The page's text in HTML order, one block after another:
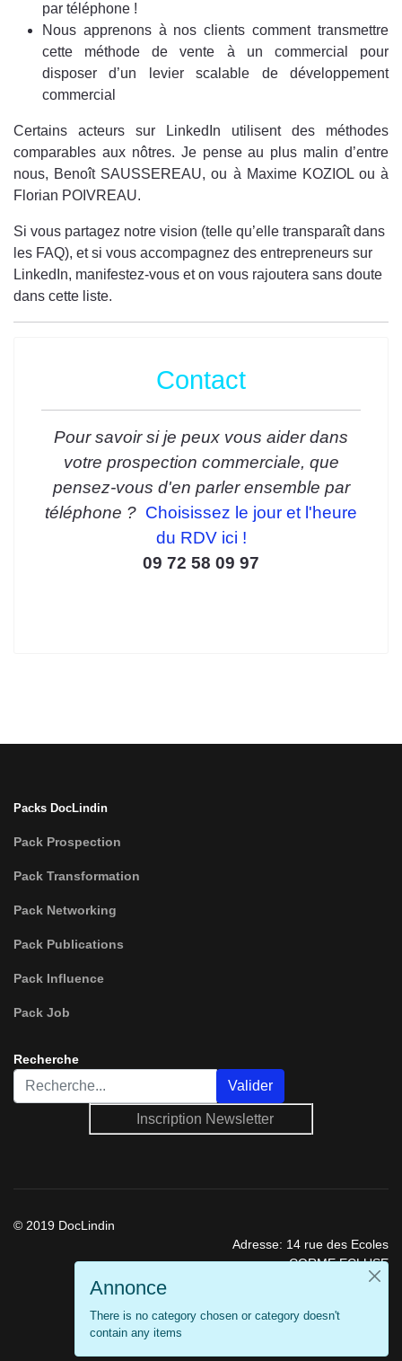
Annonce
There is no category chosen or category doesn't
contain any items
par téléphone !
Nous apprenons à nos clients comment transmettre
cette méthode de vente à un commercial pour
disposer d’un levier scalable de développement
commercial
Certains acteurs sur LinkedIn utilisent des méthodes
comparables aux nôtres. Je pense au plus malin d’entre
nous, Benoît SAUSSEREAU, ou à Maxime KOZIOL ou à
Florian POIVREAU.
Si vous partagez notre vision (telle qu’elle transparaît dans
les FAQ), et si vous accompagnez des entrepreneurs sur
LinkedIn, manifestez-vous et on vous rajoutera sans doute
dans cette liste.
Contact
Pour savoir si je peux vous aider dans
votre prospection commerciale, que
pensez-vous d'en parler ensemble par
téléphone ? Choisissez le jour et l'heure
du RDV ici !
09 72 58 09 97
Packs DocLindin
Pack Prospection
Pack Transformation
Pack Networking
Pack Publications
Pack Influence
Pack Job
Recherche
Rechercher
Valider
Inscription Newsletter
© 2019 DocLindin
Adresse: 14 rue des Ecoles
CORME ECLUSE
17600 France
Mobile: 06 43 23 01 03